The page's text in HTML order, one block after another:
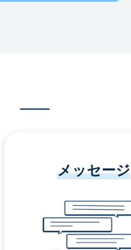
メッセージ